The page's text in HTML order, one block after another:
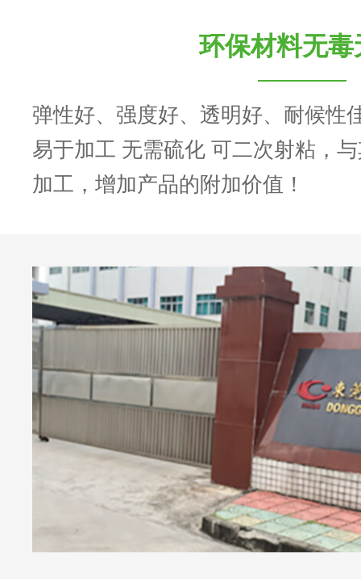
环保材料无毒
弹性好、强度好、透明好、耐候性
易于加工 无需硫化 可二次射粘，
加工，增加产品的附加价值！